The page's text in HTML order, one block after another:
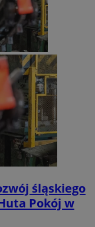
śląskiego
Pokój w